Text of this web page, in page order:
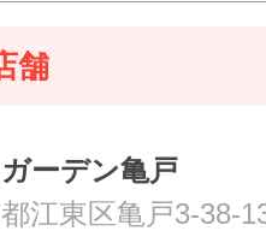
舗
ーデン亀戸
江東区亀戸3-38-